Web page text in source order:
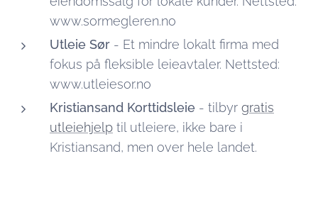
www.sormegleren.no
Utleie Sør - Et mindre lokalt firma med
fokus på fleksible leieavtaler. Nettsted:
www.utleiesor.no
Kristiansand Korttidsleie - tilbyr gratis
utleiehjelp til utleiere, ikke bare i
Kristiansand, men over hele landet.